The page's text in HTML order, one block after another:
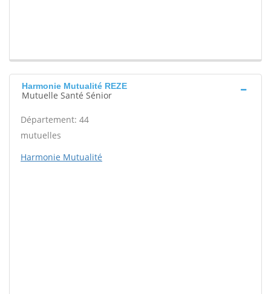
Harmonie Mutualité REZE
Mutuelle Santé Sénior
Département: 44
mutuelles
Harmonie Mutualité